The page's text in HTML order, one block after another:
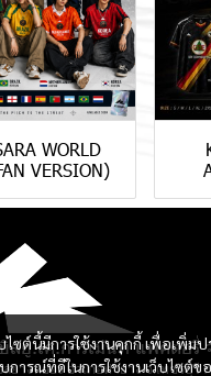
WORLD
VERSION)
ไซต์นี้มีการใช้งานคุกกี้ เพื่อเพิ่ม
การณ์ที่ดีในการใช้งานเว็บไซต์ข
ยู.เค.การ์เม้นท์ แฟคตอรี่
ยางหย่อง อำเภอท่ายาง จ.เพชรบุรี